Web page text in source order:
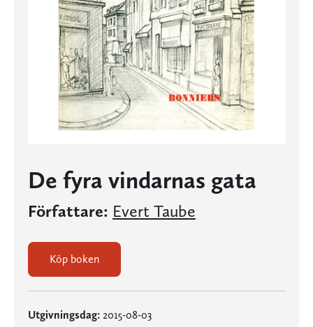
De fyra vindarnas gata
Författare: Evert Taube
Köp boken
Utgivningsdag: 2015-08-03